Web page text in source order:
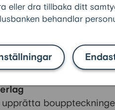
eller dra tillbaka ditt
behandlar
närvara vid mötet.
är den person som har
anhörig som